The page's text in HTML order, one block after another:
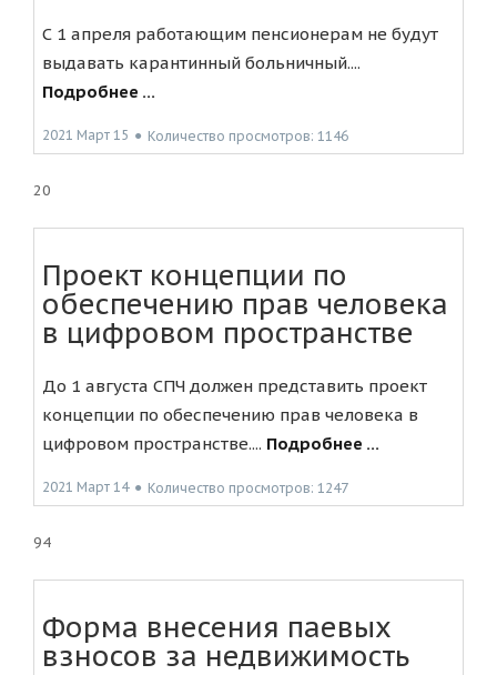
С 1 апреля работающим пенсионерам не будут
выдавать карантинный больничный....
Подробнее ...
2021 Март 15 ● Количество просмотров: 1146
20
Проект концепции по
обеспечению прав человека
в цифровом пространстве
До 1 августа СПЧ должен представить проект
концепции по обеспечению прав человека в
цифровом пространстве.... Подробнее ...
2021 Март 14 ● Количество просмотров: 1247
94
Форма внесения паевых
взносов за недвижимость